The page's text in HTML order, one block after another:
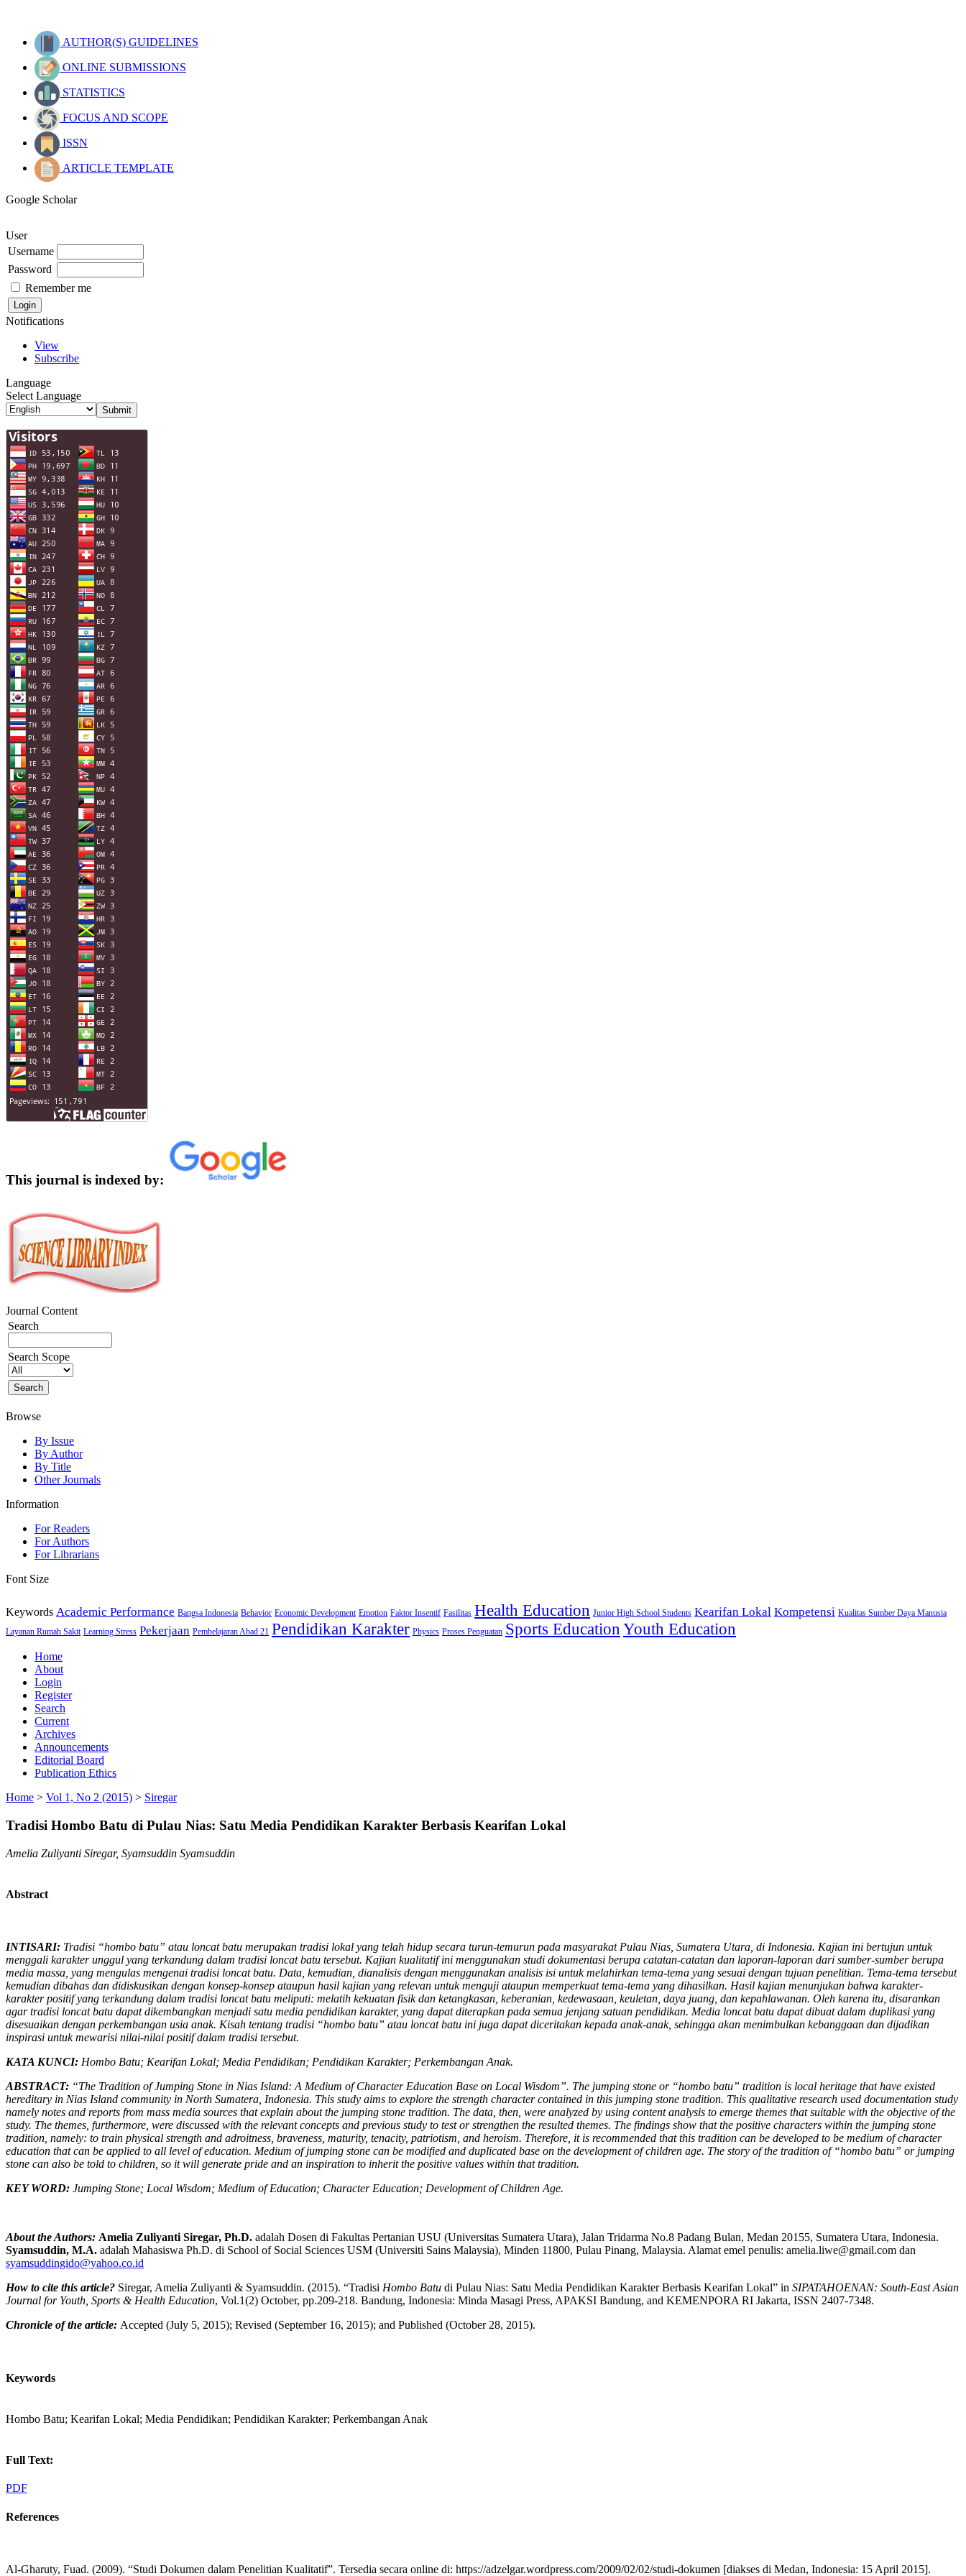
AUTHOR(S) GUIDELINES
ONLINE SUBMISSIONS
STATISTICS
FOCUS AND SCOPE
ISSN
ARTICLE TEMPLATE
Google Scholar
User
Username
Password
Remember me
Notifications
View
Subscribe
Language
Select Language
This journal is indexed by:
Journal Content
Search
Search Scope
Browse
By Issue
By Author
By Title
Other Journals
Information
For Readers
For Authors
For Librarians
Font Size
Keywords Academic Performance Bangsa Indonesia Behavior Economic Development Emotion Faktor Insentif Fasilitas Health Education Junior High School Students Kearifan Lokal Kompetensi Kualitas Sumber Daya Manusia
Layanan Rumah Sakit Learning Stress Pekerjaan Pembelajaran Abad 21 Pendidikan Karakter Physics Proses Penguatan Sports Education Youth Education
Home
About
Login
Register
Search
Current
Archives
Announcements
Editorial Board
Publication Ethics
Home > Vol 1, No 2 (2015) > Siregar
Tradisi Hombo Batu di Pulau Nias: Satu Media Pendidikan Karakter Berbasis Kearifan Lokal
Amelia Zuliyanti Siregar, Syamsuddin Syamsuddin
Abstract
INTISARI: Tradisi “hombo batu” atau loncat batu merupakan tradisi lokal yang telah hidup secara turun-temurun pada masyarakat Pulau Nias, Sumatera Utara, di Indonesia. Kajian ini bertujun untuk
menggali karakter unggul yang terkandung dalam tradisi loncat batu tersebut. Kajian kualitatif ini menggunakan studi dokumentasi berupa catatan-catatan dan laporan-laporan dari sumber-sumber berupa
media massa, yang mengulas mengenai tradisi loncat batu. Data, kemudian, dianalisis dengan menggunakan analisis isi untuk melahirkan tema-tema yang sesuai dengan tujuan penelitian. Tema-tema tersebut
kemudian dibahas dan didiskusikan dengan konsep-konsep ataupun hasil kajian yang relevan untuk menguji ataupun memperkuat tema-tema yang dihasilkan. Hasil kajian menunjukan bahwa karakter-
karakter positif yang terkandung dalam tradisi loncat batu meliputi: melatih kekuatan fisik dan ketangkasan, keberanian, kedewasaan, keuletan, daya juang, dan kepahlawanan. Oleh karena itu, disarankan
agar tradisi loncat batu dapat dikembangkan menjadi satu media pendidikan karakter, yang dapat diterapkan pada semua jenjang satuan pendidikan. Media loncat batu dapat dibuat dalam duplikasi yang
disesuaikan dengan perkembangan usia anak. Kisah tentang tradisi “hombo batu” atau loncat batu ini juga dapat diceritakan kepada anak-anak, sehingga akan menimbulkan kebanggaan dan dijadikan
inspirasi untuk mewarisi nilai-nilai positif dalam tradisi tersebut.
KATA KUNCI: Hombo Batu; Kearifan Lokal; Media Pendidikan; Pendidikan Karakter; Perkembangan Anak.
ABSTRACT: “The Tradition of Jumping Stone in Nias Island: A Medium of Character Education Base on Local Wisdom”. The jumping stone or “hombo batu” tradition is local heritage that have existed
hereditary in Nias Island community in North Sumatera, Indonesia. This study aims to explore the strength character contained in this jumping stone tradition. This qualitative research used documentation study
namely notes and reports from mass media sources that explain about the jumping stone tradition. The data, then, were analyzed by using content analysis to emerge themes that suitable with the objective of the
study. The themes, furthermore, were discussed with the relevant concepts and previous study to test or strengthen the resulted themes. The findings show that the positive characters within the jumping stone
tradition, namely: to train physical strength and adroitness, braveness, maturity, tenacity, patriotism, and heroism. Therefore, it is recommended that this tradition can be developed to be medium of character
education that can be applied to all level of education. Medium of jumping stone can be modified and duplicated base on the development of children age. The story of the tradition of “hombo batu” or jumping
stone can also be told to children, so it will generate pride and an inspiration to inherit the positive values within that tradition.
KEY WORD: Jumping Stone; Local Wisdom; Medium of Education; Character Education; Development of Children Age.
About the Authors: Amelia Zuliyanti Siregar, Ph.D. adalah Dosen di Fakultas Pertanian USU (Universitas Sumatera Utara), Jalan Tridarma No.8 Padang Bulan, Medan 20155, Sumatera Utara, Indonesia.
Syamsuddin, M.A. adalah Mahasiswa Ph.D. di School of Social Sciences USM (Universiti Sains Malaysia), Minden 11800, Pulau Pinang, Malaysia. Alamat emel penulis: amelia.liwe@gmail.com dan
syamsuddingido@yahoo.co.id
How to cite this article? Siregar, Amelia Zuliyanti & Syamsuddin. (2015). “Tradisi Hombo Batu di Pulau Nias: Satu Media Pendidikan Karakter Berbasis Kearifan Lokal” in SIPATAHOENAN: South-East Asian
Journal for Youth, Sports & Health Education, Vol.1(2) October, pp.209-218. Bandung, Indonesia: Minda Masagi Press, APAKSI Bandung, and KEMENPORA RI Jakarta, ISSN 2407-7348.
Chronicle of the article: Accepted (July 5, 2015); Revised (September 16, 2015); and Published (October 28, 2015).
Keywords
Hombo Batu; Kearifan Lokal; Media Pendidikan; Pendidikan Karakter; Perkembangan Anak
Full Text:
PDF
References
Al-Gharuty, Fuad. (2009). “Studi Dokumen dalam Penelitian Kualitatif”. Tersedia secara online di: https://adzelgar.wordpress.com/2009/02/02/studi-dokumen [diakses di Medan, Indonesia: 15 April 2015].